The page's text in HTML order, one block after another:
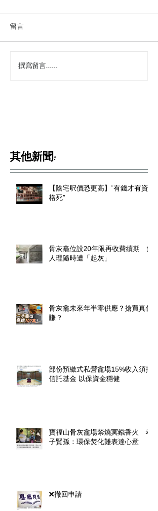
留言
撰寫留言......
其他新聞:
【陰宅呎價恐更高】”有錢才有資
格死”
骨灰龕位設20年限再收費續期 無
人理隨時遭「起灰」
骨灰龕未來年半零供應？搶買真係
賺？
部份預繳式私營龕場15%收入須撥
信託基金 以保資金穩健
寶福山骨灰龕場禁燒冥鏹香火 孝
子賢孫：環保焚化難表達心意
❌撤回申請